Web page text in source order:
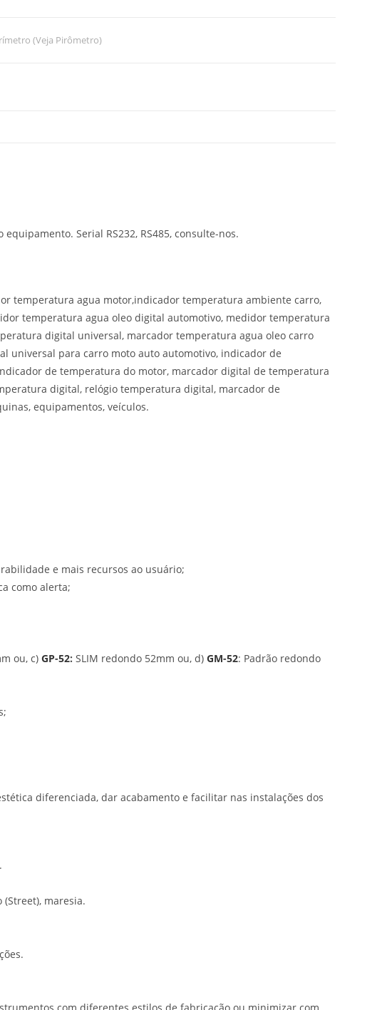
(Veja Pirômetro)
Serial RS232, RS485, consulte-nos.
temperatura agua motor,indicador temperatura ambiente carro,
temperatura agua oleo digital automotivo, medidor temperatura
digital universal, marcador temperatura agua oleo carro
para carro moto auto automotivo, indicador de
de temperatura do motor, marcador digital de temperatura
digital, relógio temperatura digital, marcador de
equipamentos, veículos.
e mais recursos ao usuário;
como alerta;
ou, c) GP-52: SLIM redondo 52mm ou, d) GM-52: Padrão redondo
diferenciada, dar acabamento e facilitar nas instalações dos
maresia.